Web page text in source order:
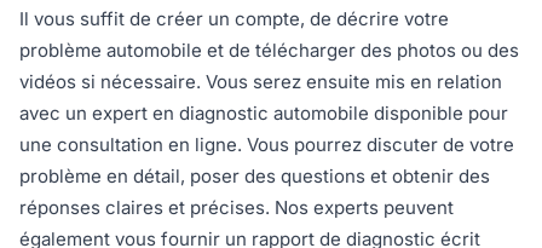
Il vous suffit de créer un compte, de décrire votre
problème automobile et de télécharger des photos ou des
vidéos si nécessaire. Vous serez ensuite mis en relation
avec un expert en diagnostic automobile disponible pour
une consultation en ligne. Vous pourrez discuter de votre
problème en détail, poser des questions et obtenir des
réponses claires et précises. Nos experts peuvent
également vous fournir un rapport de diagnostic écrit